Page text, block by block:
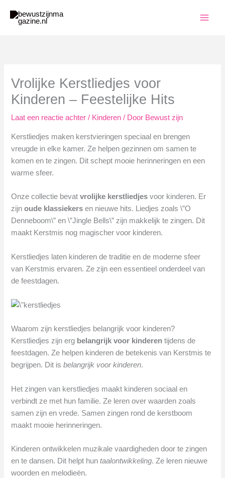
naar
Vrolijke Kerstliedjes voor
Kinderen – Feestelijke Hits
Laat een reactie achter / Kinderen / Door Bewust zijn
Kerstliedjes maken kerstvieringen speciaal en brengen
vreugde in elke kamer. Ze helpen gezinnen om samen te
komen en te zingen. Dit schept mooie herinneringen en een
warme sfeer.
Onze collectie bevatvrolijke kerstliedjes voor kinderen. Er
zijnoude klassiekers en nieuwe hits. Liedjes zoals \”O
Denneboom\” en \”Jingle Bells\” zijn makkelijk te zingen. Dit
maakt Kerstmis nog magischer voor kinderen.
Kerstliedjes laten kinderen de traditie en de moderne sfeer
van Kerstmis ervaren. Ze zijn een essentieel onderdeel van
de feestdagen.
Waarom zijn kerstliedjes belangrijk voor kinderen?
Kerstliedjes zijn erg belangrijk voor kinderen tijdens de
feestdagen. Ze helpen kinderen de betekenis van Kerstmis te
begrijpen. Dit isbelangrijk voor kinderen.
Het zingen van kerstliedjes maakt kinderen sociaal en
verbindt ze met hun familie. Ze leren over waarden zoals
samen zijn en vrede. Samen zingen rond de kerstboom
maakt mooie herinneringen.
Kinderen ontwikkelen muzikale vaardigheden door te zingen
en te dansen. Dit helpt huntaalontwikkeling. Ze leren nieuwe
woorden en melodieën.